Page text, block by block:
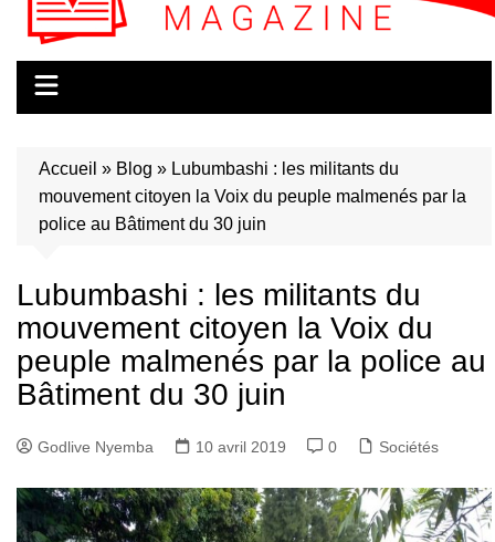
Accueil » Blog » Lubumbashi : les militants du
mouvement citoyen la Voix du peuple malmenés par la
police au Bâtiment du 30 juin
Lubumbashi : les militants du
mouvement citoyen la Voix du
peuple malmenés par la police au
Bâtiment du 30 juin
Godlive Nyemba 10 avril 2019 0 Sociétés